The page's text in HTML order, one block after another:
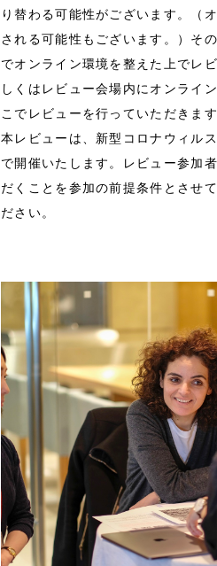
り替わる可能性がございます。（
される可能性もございます。）そ
でオンライン環境を整えた上でレ
しくはレビュー会場内にオンライ
こでレビューを行っていただきます
本レビューは、新型コロナウィル
で開催いたします。レビュー参加
だくことを参加の前提条件とさせ
ださい。